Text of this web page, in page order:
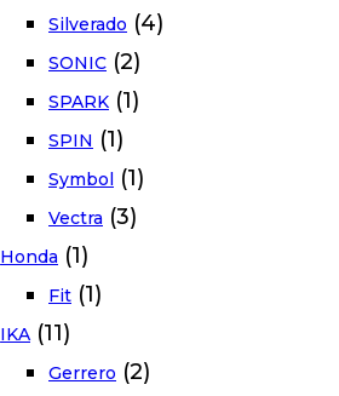
Silverado (4)
SONIC (2)
SPARK (1)
SPIN (1)
Symbol (1)
Vectra (3)
Honda (1)
Fit (1)
IKA (11)
Gerrero (2)